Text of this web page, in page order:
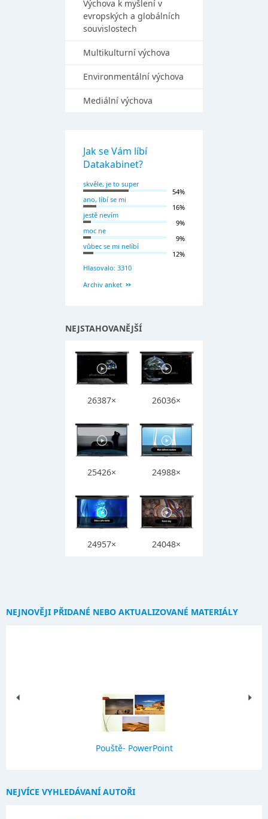
Výchova k myšlení v
evropských a globálních
souvislostech
Multikulturní výchova
Environmentální výchova
Mediální výchova
Jak se Vám líbí
Datakabinet?
skvěle, je to super
54%
ano, líbí se mi
16%
jestě nevím
9%
moc ne
9%
vůbec se mi nelíbí
12%
Hlasovalo: 3310
Archiv anket
NEJSTAHOVANĚJŠÍ
26387× 26036×
25426× 24988×
24957× 24048×
NEJNOVĚJI PŘIDANÉ NEBO AKTUALIZOVANÉ MATERIÁLY
Pouště- PowerPoint
NEJVÍCE VYHLEDÁVANÍ AUTOŘI